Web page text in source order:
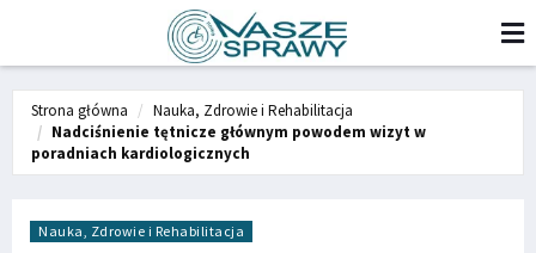
Strona główna
Nauka, Zdrowie i Rehabilitacja
Nadciśnienie tętnicze głównym powodem wizyt w
poradniach kardiologicznych
Nauka, Zdrowie i Rehabilitacja